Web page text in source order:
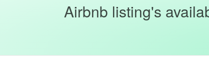
Airbnb listing's